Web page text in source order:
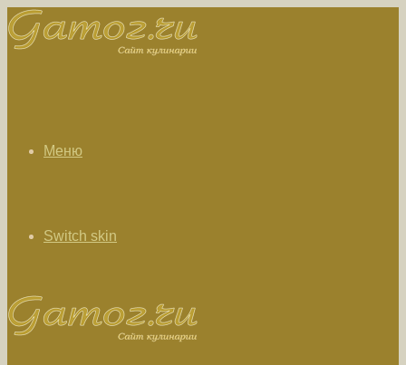
Меню
Switch skin